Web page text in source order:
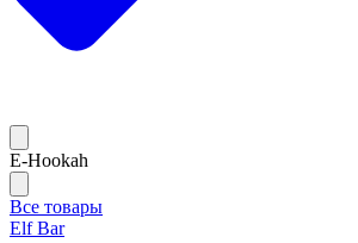
E-Hookah
Все товары
Elf Bar